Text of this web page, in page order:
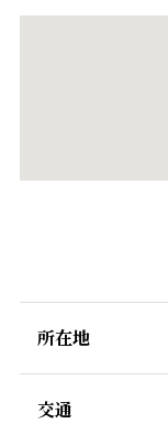
所在地
交通